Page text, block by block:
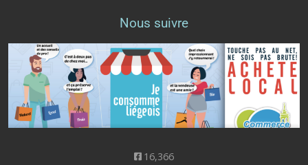
Nous suivre
16,366